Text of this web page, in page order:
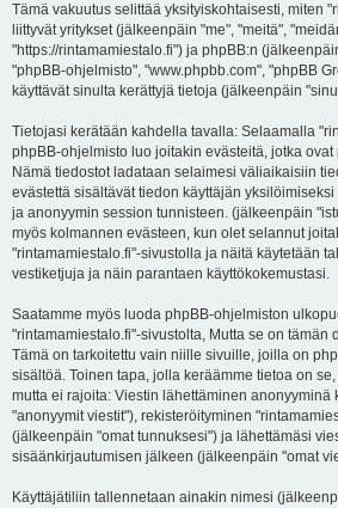
Tämä vakuutus selittää yksityiskohtaisesti, miten
liittyvät yritykset (jälkeenpäin "me", "meitä",
"https://rintamamiestalo.fi") ja phpBB:n
"phpBB-ohjelmisto", "www.phpbb.com", "phpBB
käyttävät sinulta kerättyjä tietoja (jälkeenpäin
Tietojasi kerätään kahdella tavalla: Selaamalla
phpBB-ohjelmisto luo joitakin evästeitä, jotka
Nämä tiedostot ladataan selaimesi väliaikaisiin
evästettä sisältävät tiedon käyttäjän
ja anonyymin session tunnisteen. (jälkeenpäin
myös kolmannen evästeen, kun olet selannut
"rintamamiestalo.fi"-sivustolla ja näitä käytetään
vestiketjuja ja näin parantaen käyttökokemustasi.
Saatamme myös luoda phpBB-ohjelmiston
"rintamamiestalo.fi"-sivustolta, Mutta se on tämän
Tämä on tarkoitettu vain niille sivuille, joilla on
sisältöä. Toinen tapa, jolla keräämme tietoa on
mutta ei rajoita: Viestin lähettäminen anonyyminä
"anonyymit viestit"), rekisteröityminen
(jälkeenpäin "omat tunnuksesi") ja lähettämäsi
sisäänkirjautumisen jälkeen (jälkeenpäin "omat
Käyttäjätiliin tallennetaan ainakin nimesi